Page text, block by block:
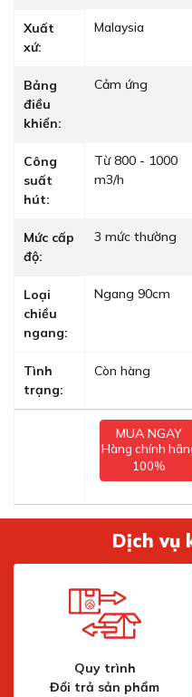
Xuất
xứ:
Malaysia
Bảng
điều
khiển:
Cảm ứng
Công
suất
hút:
Từ 800 - 1000
m3/h
Mức cấp
độ:
3 mức thường
Loại
chiều
ngang:
Ngang 90cm
Tình
trạng:
Còn hàng
MUA NGAY
Hàng chính
100%
Dịch vụ
Quy trình
Đổi trả sản phẩm